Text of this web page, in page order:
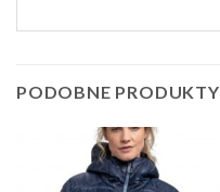
PODOBNE PRODUKTY